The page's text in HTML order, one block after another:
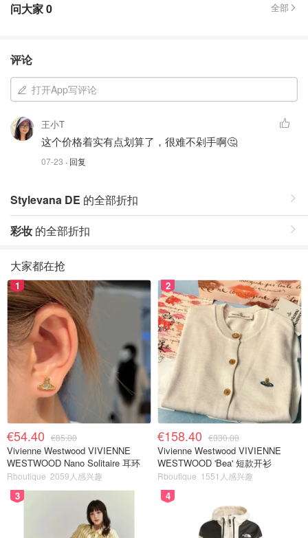
问大家0 全部
评论
打开App写评论
王小T
这个价格着实有点划算了，很难不剁手啊🤔
07-23 · 回复
Stylevana DE 的全部折扣
彩妆 的全部折扣
大家都在抢
1
€54.40 €85.00
Vivienne Westwood VIVIENNE
WESTWOOD Nano Solitaire 耳环
Rboutique 2059人感兴趣
2
€158.40 €330.00
Vivienne Westwood VIVIENNE
WESTWOOD 'Bea' 短款开衫
Rboutique 1551人感兴趣
3 4